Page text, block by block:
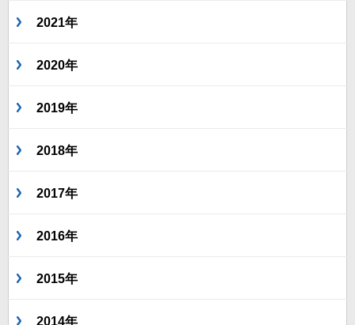
2021年
2020年
2019年
2018年
2017年
2016年
2015年
2014年